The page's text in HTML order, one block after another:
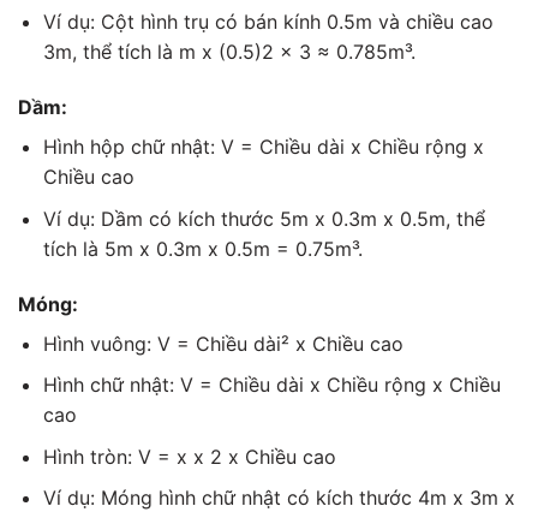
Ví dụ: Cột hình trụ có bán kính 0.5m và chiều cao
3m, thể tích là m x (0.5)2 × 3 ≈ 0.785m³.
Dầm:
Hình hộp chữ nhật: V = Chiều dài x Chiều rộng x
Chiều cao
Ví dụ: Dầm có kích thước 5m x 0.3m x 0.5m, thể
tích là 5m x 0.3m x 0.5m = 0.75m³.
Móng:
Hình vuông: V = Chiều dài² x Chiều cao
Hình chữ nhật: V = Chiều dài x Chiều rộng x Chiều
cao
Hình tròn: V = x x 2 x Chiều cao
Ví dụ: Móng hình chữ nhật có kích thước 4m x 3m x